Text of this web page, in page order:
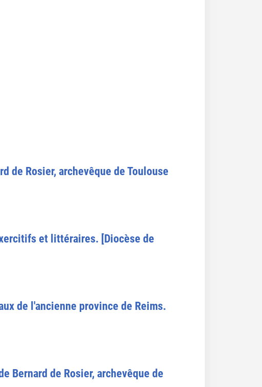
de Rosier, archevêque de Toulouse
et littéraires. [Diocèse de
de l'ancienne province de Reims.
Bernard de Rosier, archevêque de